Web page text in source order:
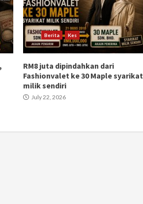
Berita Kes
RM8 juta dipindahkan dari
Fashionvalet ke 30 Maple syarikat
milik sendiri
July 22, 2026